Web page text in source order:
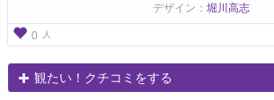
デザイン： 堀川高志
0 人
観たい！クチコミをする